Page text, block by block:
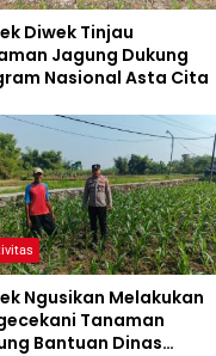
Diwek Tinjau
Jagung Dukung
Nasional Asta Cita
Ngusikan Melakukan
Tanaman
Bantuan Dinas